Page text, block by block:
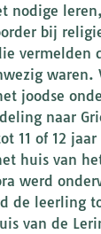
nodige
bij
vermelden
waren.
joodse
naar
11 of 12
huis van
werd
de leerling
van de